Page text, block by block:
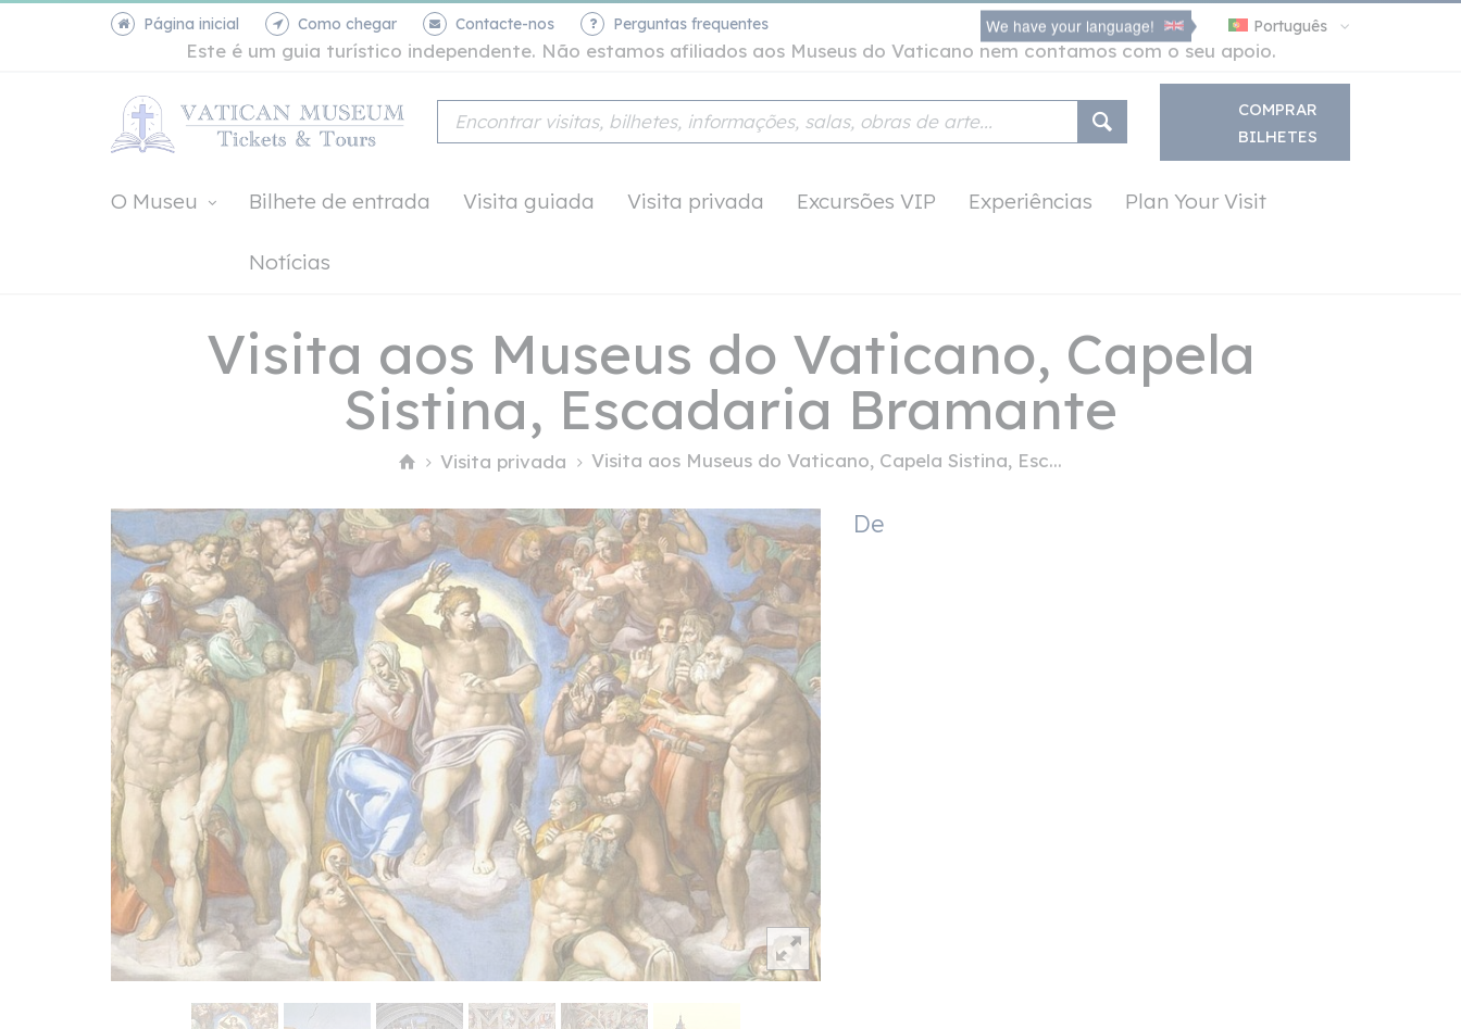
Página inicial Como chegar Contacte-nos Perguntas frequentes We have your language! Português
Este é um guia turístico independente. Não estamos afiliados aos Museus do Vaticano nem contamos com o seu apoio.
COMPRAR
BILHETES
O Museu Bilhete de entrada Visita guiada Visita privada Excursões VIP Experiências Plan Your Visit
Notícias
Visita aos Museus do Vaticano, Capela
Sistina, Escadaria Bramante
Visita privada Visita aos Museus do Vaticano, Capela Sistina, Esc...
De